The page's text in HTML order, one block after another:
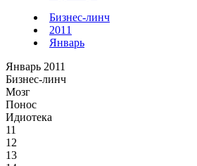
Бизнес-линч
2011
Январь
Январь 2011
Бизнес-линч
Мозг
Понос
Идиотека
11
12
13